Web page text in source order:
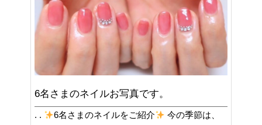
6名さまのネイルお写真です。
. . 6名さまのネイルをご紹介
今の季節は、